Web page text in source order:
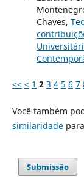
Chaves,
<< < 1 2 3 4 5 6 7
Você também
similaridade
Submissão